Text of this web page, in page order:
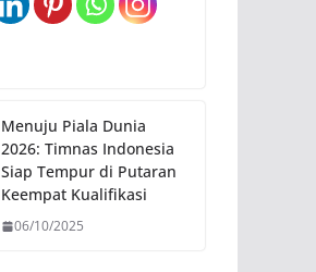
Menuju Piala Dunia
2026: Timnas Indonesia
Siap Tempur di Putaran
Keempat Kualifikasi
06/10/2025